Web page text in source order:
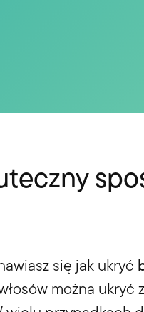
się jak ukryć
można ukryć